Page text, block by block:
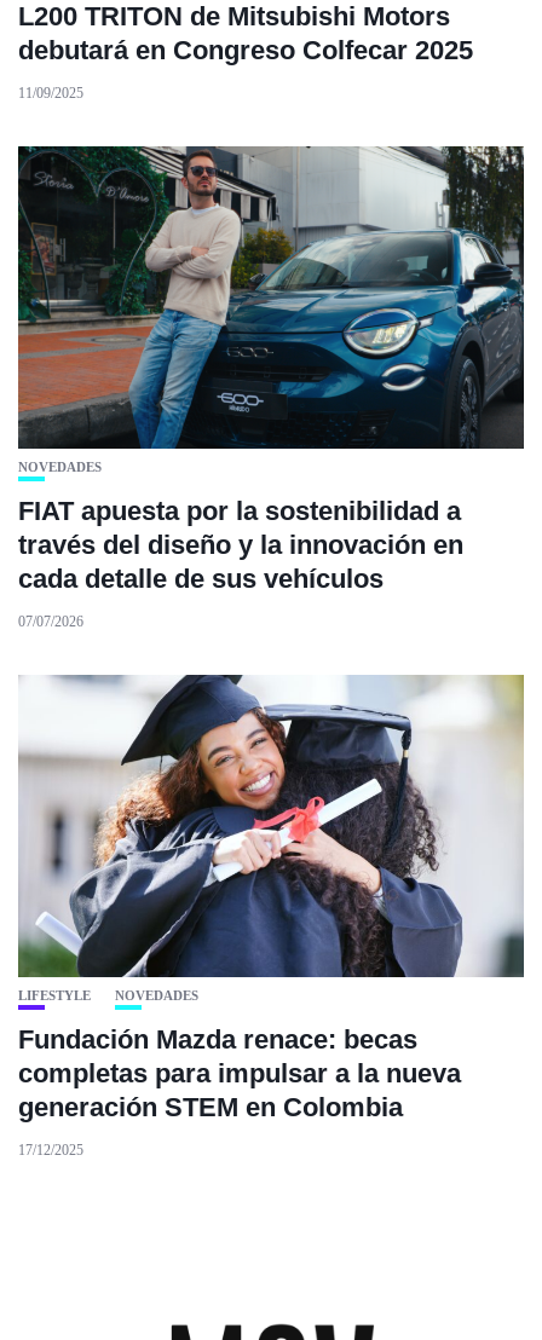
L200 TRITON de Mitsubishi Motors
debutará en Congreso Colfecar 2025
11/09/2025
NOVEDADES
FIAT apuesta por la sostenibilidad a
través del diseño y la innovación en
cada detalle de sus vehículos
07/07/2026
LIFESTYLE NOVEDADES
Fundación Mazda renace: becas
completas para impulsar a la nueva
generación STEM en Colombia
17/12/2025